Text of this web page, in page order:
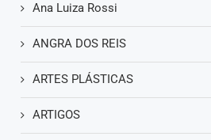
Ana Luiza Rossi
ANGRA DOS REIS
ARTES PLÁSTICAS
ARTIGOS